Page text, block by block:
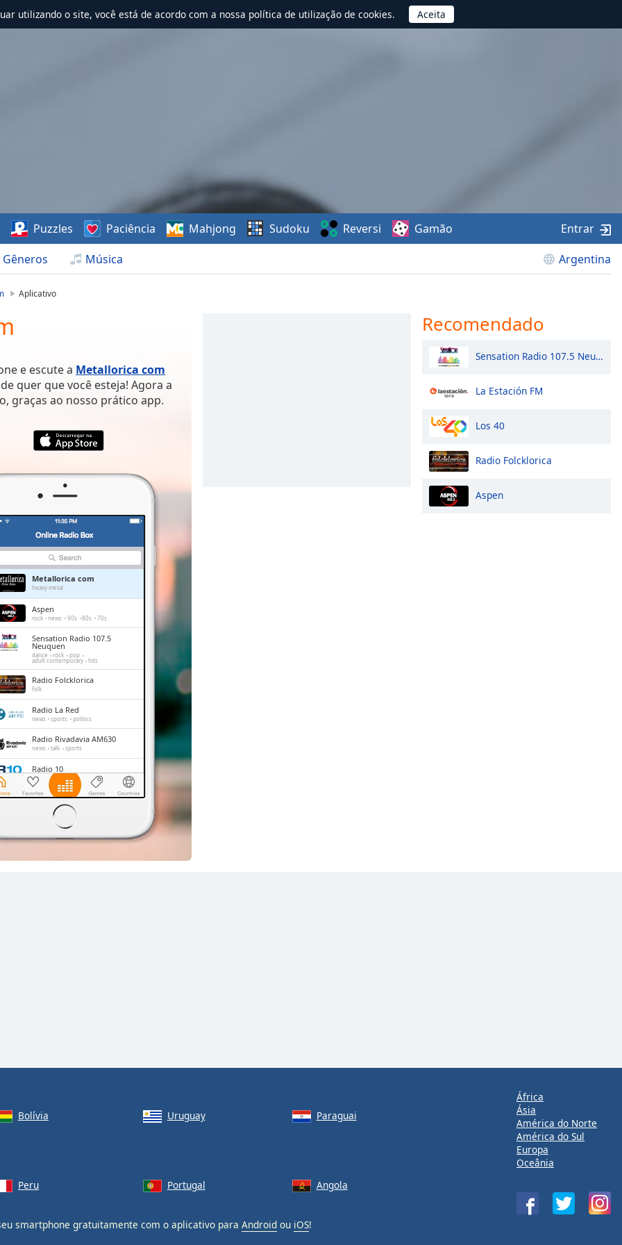
utilizando o site, você está de acordo com a nossa política de utilização de cookies.
Gêneros Música Argentina
Puzzles Paciência Mahjong Sudoku Reversi Gamão Entrar
Aplicativo
e escute a Metallorica com
quer que você esteja! Agora a
graças ao nosso prático app.
Metallorica com
heavy metal
Aspen
rock news 90s 80s 70s
Sensation Radio 107.5
Neuquen
dance rock pop
adult contemporary hits
Radio Folcklorica
folk
Radio La Red
news sports politics
Radio Rivadavia AM630
news talk sports
Radio 10
pop news
Radio Mitre
talk politics
pop entertainment
Recomendado
Sensation Radio 107.5 Neuquen
La Estación FM
Los 40
Radio Folcklorica
Aspen
Bolívia Uruguay
Paraguai
Peru Portugal Angola
smartphone gratuitamente com o aplicativo para Android ou iOS!
África
Ásia
América do Norte
América do Sul
Europa
Oceânia